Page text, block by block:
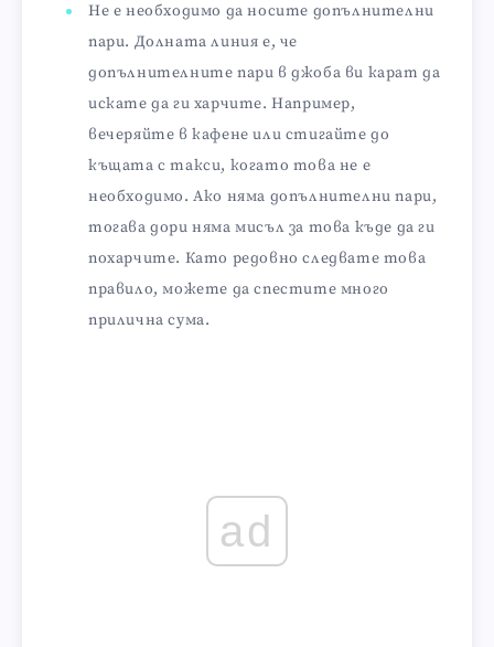
Не е необходимо да носите допълнителни
пари. Долната линия е, че
допълнителните пари в джоба ви карат да
искате да ги харчите. Например,
вечеряйте в кафене или стигайте до
къщата с такси, когато това не е
необходимо. Ако няма допълнителни пари,
тогава дори няма мисъл за това къде да ги
похарчите. Като редовно следвате това
правило, можете да спестите много
прилична сума.
ad